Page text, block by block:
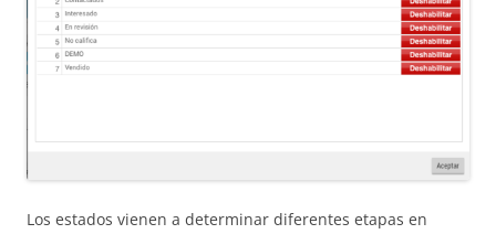
Los estados vienen a determinar diferentes etapas en